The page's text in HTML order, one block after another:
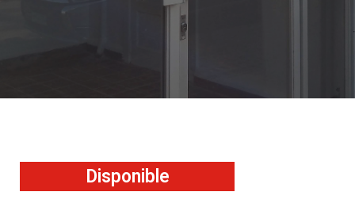
Disponible